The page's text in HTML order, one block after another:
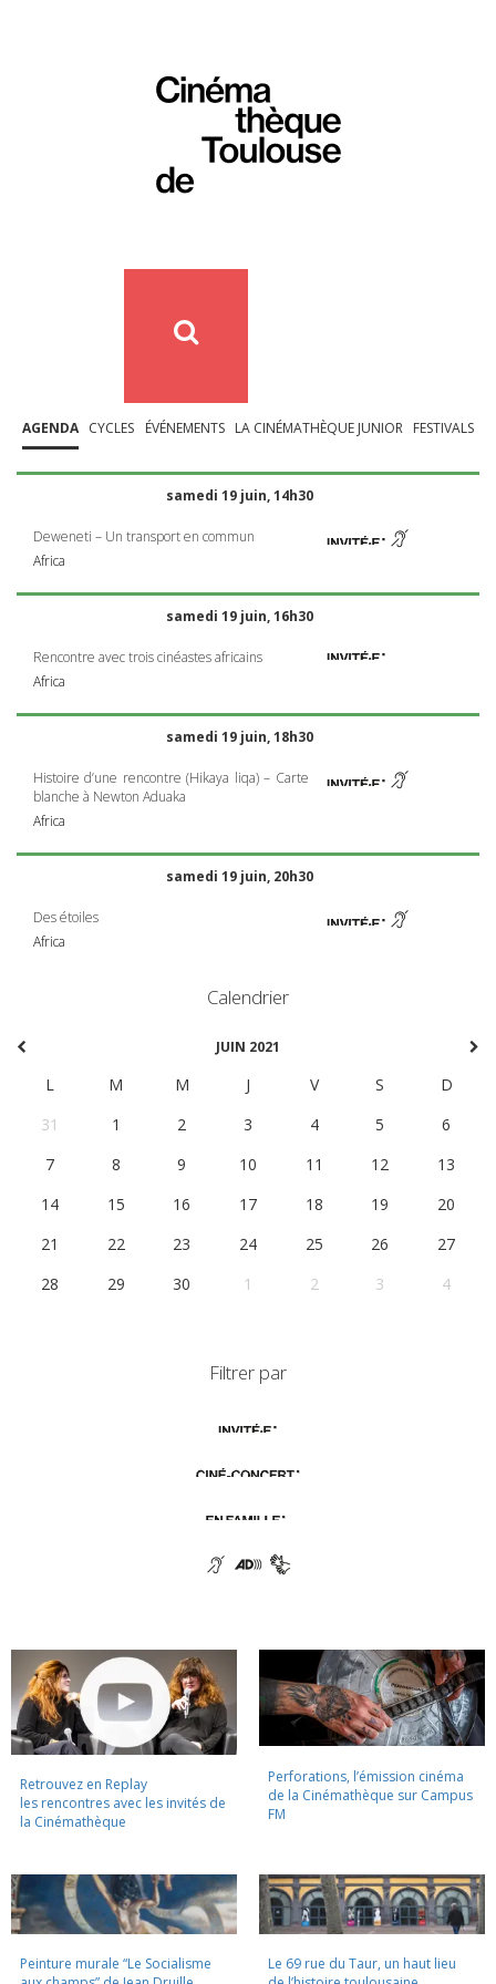
AGENDA CYCLES ÉVÉNEMENTS LA CINÉMATHÈQUE JUNIOR FESTIVALS
samedi 19 juin, 14h30
Deweneti – Un transport en commun
Africa
samedi 19 juin, 16h30
Rencontre avec trois cinéastes africains
Africa
samedi 19 juin, 18h30
Histoire d’une rencontre (Hikaya liqa) – Carte
blanche à Newton Aduaka
Africa
samedi 19 juin, 20h30
Des étoiles
Africa
Calendrier
JUIN 2021
L M M J V S
D
31
1 2 3 4 5
6
7
8 9 10 11 12
13
14
15 16 17 18 19
20
21
22 23 24 25 26
27
28
29 30 1 2 3 4
Filtrer par
Retrouvez en Replay
les rencontres avec les invités de
la Cinémathèque
Perforations, l’émission cinéma
de la Cinémathèque sur Campus
FM
Peinture murale “Le Socialisme
Le 69 rue du Taur, un haut lieu